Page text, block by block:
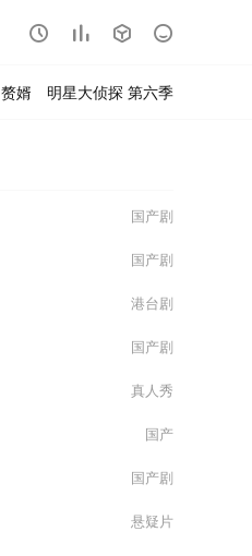
   
赘婿 明星大侦探 第六季
国产剧
国产剧
港台剧
国产剧
真人秀
国产
国产剧
悬疑片